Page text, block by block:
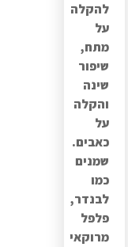
להקלה
על
מתח,
שיפור
שינה
והקלה
על
כאבים.
שמנים
כמו
לבנדר,
פלפל
מרוקאי